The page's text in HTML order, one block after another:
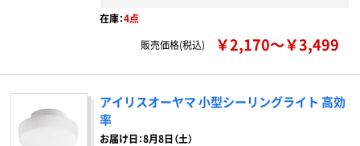
在庫：4点
販売価格(税込)
￥2,170～￥3,499
アイリスオーヤマ 小型シーリングライト 高効
率
お届け日：8月8日（土）